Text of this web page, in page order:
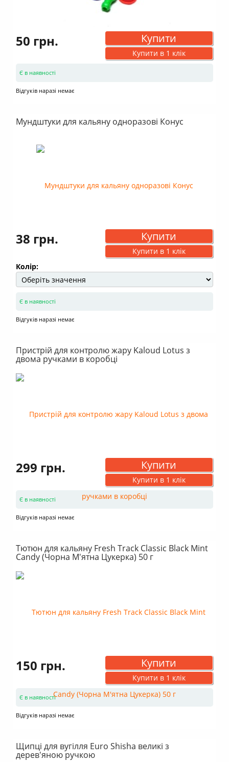
50 грн. Купити
Купити в 1 клік
Є в наявності
Відгуків наразі немає
Мундштуки для кальяну одноразові Конус
38 грн. Купити
Купити в 1 клік
Колір:
Є в наявності
Відгуків наразі немає
Пристрій для контролю жару Kaloud Lotus з
двома ручками в коробці
299 грн. Купити
Купити в 1 клік
Є в наявності
Відгуків наразі немає
Тютюн для кальяну Fresh Track Classic Black Mint
Candy (Чорна М'ятна Цукерка) 50 г
150 грн. Купити
Купити в 1 клік
Є в наявності
Відгуків наразі немає
Щипці для вугілля Euro Shisha великі з
дерев'яною ручкою